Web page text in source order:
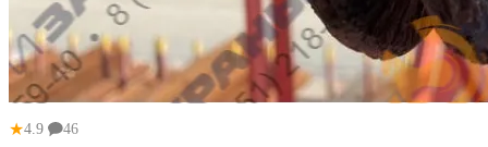
★4.9 46